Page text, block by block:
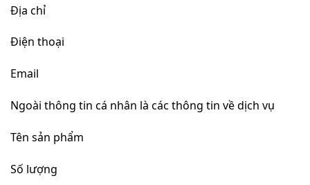
Địa chỉ
Điện thoại
Email
Ngoài thông tin cá nhân là các thông tin về dịch vụ
Tên sản phẩm
Số lượng